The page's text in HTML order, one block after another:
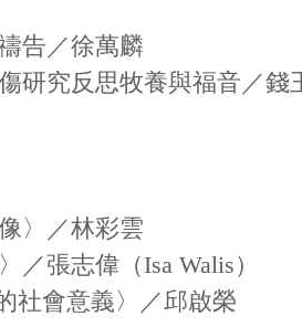
告／徐萬麟
研究反思牧養與福音／錢
〉／林彩雲
張志偉（Isa Walis）
社會意義〉／邱啟榮